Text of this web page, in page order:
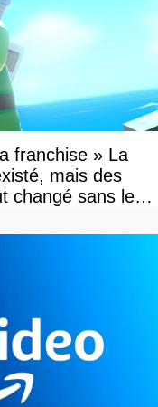
franchise » La
mais des
changé sans le